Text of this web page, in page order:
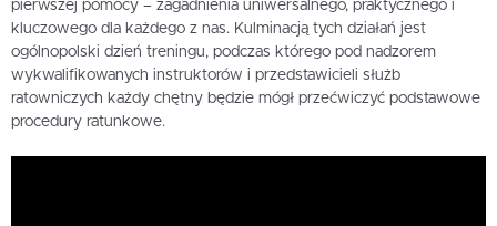
pierwszej pomocy – zagadnienia uniwersalnego, praktycznego i
kluczowego dla każdego z nas. Kulminacją tych działań jest
ogólnopolski dzień treningu, podczas którego pod nadzorem
wykwalifikowanych instruktorów i przedstawicieli służb
ratowniczych każdy chętny będzie mógł przećwiczyć podstawowe
procedury ratunkowe.